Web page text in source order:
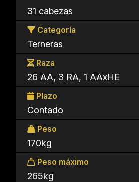
31 cabezas
Categoría
Terneras
Raza
26 AA, 3 RA, 1 AAxHE
Plazo
Contado
Peso
170kg
Peso máximo
265kg